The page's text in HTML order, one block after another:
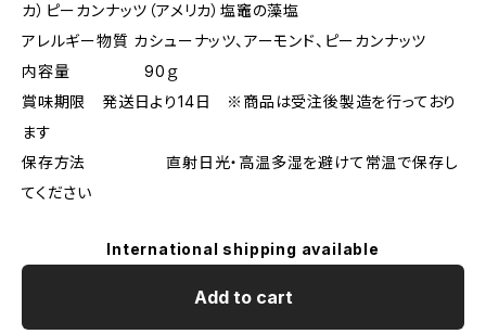
カ）ピーカンナッツ（アメリカ）塩竈の藻塩
アレルギー物質 カシューナッツ、アーモンド、ピーカンナッツ
内容量 90ｇ
賞味期限 発送日より14日 ※商品は受注後製造を行っており
ます
保存方法 直射日光・高温多湿を避けて常温で保存し
てください
International shipping available
Add to cart